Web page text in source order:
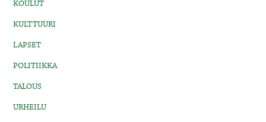
KOULUT
KULTTUURI
LAPSET
POLITIIKKA
TALOUS
URHEILU